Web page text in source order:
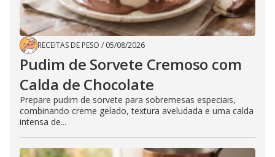
RECEITAS DE PESO / 05/08/2026
Pudim de Sorvete Cremoso com
Calda de Chocolate
Prepare pudim de sorvete para sobremesas especiais,
combinando creme gelado, textura aveludada e uma calda
intensa de...